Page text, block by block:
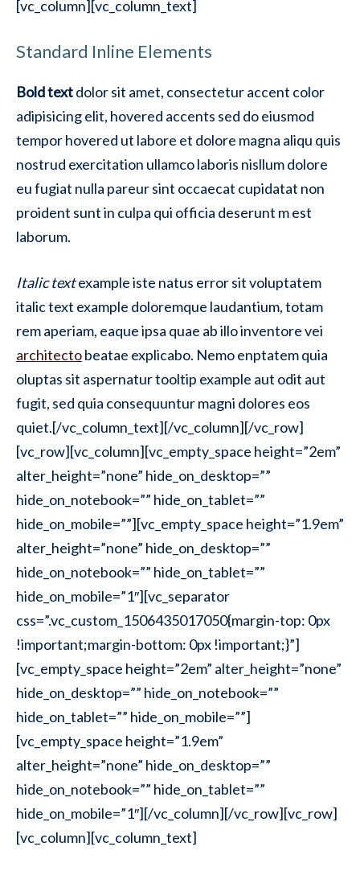
[vc_column][vc_column_text]
Standard Inline Elements
Bold textdolor sit amet, consecteturaccent color
adipisicing elit, hovered accents sed do eiusmod
tempor hovered ut labore et dolore magna aliqu quis
nostrud exercitation ullamco laboris nisllum dolore
eu fugiat nulla pareur sint occaecat cupidatat non
proident sunt in culpa qui officia deserunt m est
laborum.
Italic textexample iste natus error sit voluptatem
italic text example doloremque laudantium, totam
rem aperiam, eaque ipsa quae ab illo inventore vei
architectobeatae explicabo. Nemo enptatem quia
oluptas sit aspernaturtooltip example aut odit aut
fugit, sed quia consequuntur magni dolores eos
quiet.[/vc_column_text][/vc_column][/vc_row]
[vc_row][vc_column][vc_empty_space height=”2em”
alter_height=”none” hide_on_desktop=””
hide_on_notebook=”” hide_on_tablet=””
hide_on_mobile=””][vc_empty_space height=”1.9em”
alter_height=”none” hide_on_desktop=””
hide_on_notebook=”” hide_on_tablet=””
hide_on_mobile=”1″][vc_separator
css=”.vc_custom_1506435017050{margin-top: 0px
!important;margin-bottom: 0px !important;}”]
[vc_empty_space height=”2em” alter_height=”none”
hide_on_desktop=”” hide_on_notebook=””
hide_on_tablet=”” hide_on_mobile=””]
[vc_empty_space height=”1.9em”
alter_height=”none” hide_on_desktop=””
hide_on_notebook=”” hide_on_tablet=””
hide_on_mobile=”1″][/vc_column][/vc_row][vc_row]
[vc_column][vc_column_text]